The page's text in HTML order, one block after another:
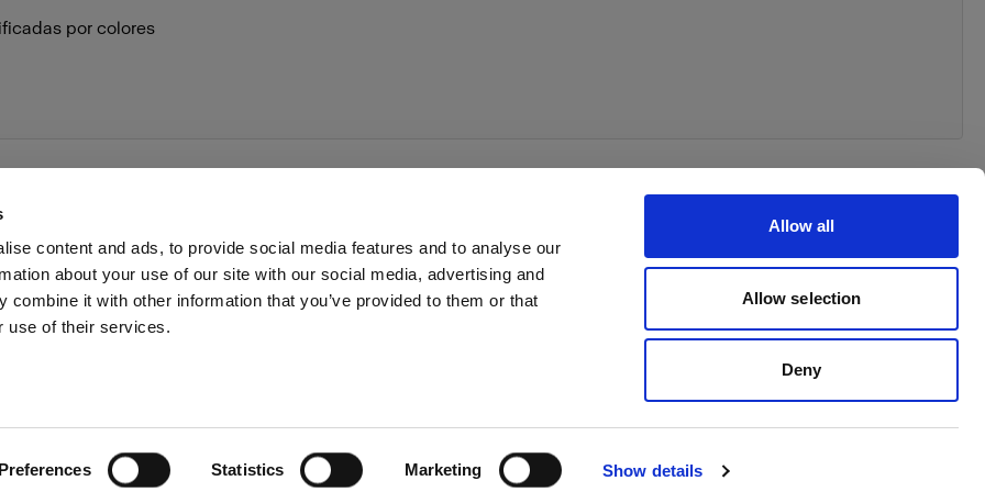
content and ads, to provide social media features and to analyse our
about your use of our site with our social media, advertising and
combine it with other information that you’ve provided to them or that
use of their services.
Preferences Statistics Marketing Show details
Allow all
Allow selection
Deny
por colores
profesionales Prensa Inversores Share the Light Withdrawal your order